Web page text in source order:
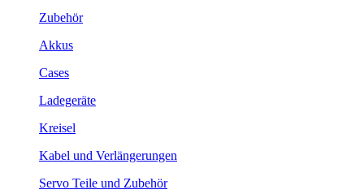
Zubehör
Akkus
Cases
Ladegeräte
Kreisel
Kabel und Verlängerungen
Servo Teile und Zubehör